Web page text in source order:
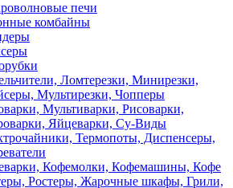
печи
комбайны
Ломтерезки, Минирезки,
Мультирезки, Чопперы
Мультиварки, Рисоварки,
Яйцеварки, Су-Виды
Термопоты, Диспенсеры,
Кофемолки, Кофемашины, Кофе
Ростеры, Жарочные шкафы, Грили,